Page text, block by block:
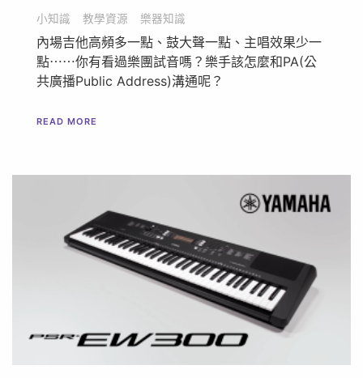
小知識 教學資源 樂器知識
內場吉他高頻多一點、鼓大聲一點、主唱效果少一
點⋯⋯你有看過樂團試音嗎？樂手該怎麼和PA(公
共廣播Public Address)溝通呢？
READ MORE